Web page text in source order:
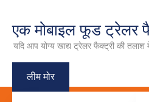
एक मोबाइल फूड ट्रेलर
यदि आप योग्य खाद्य ट्रेलर फैक्ट्री की तलाश
लीम मोर